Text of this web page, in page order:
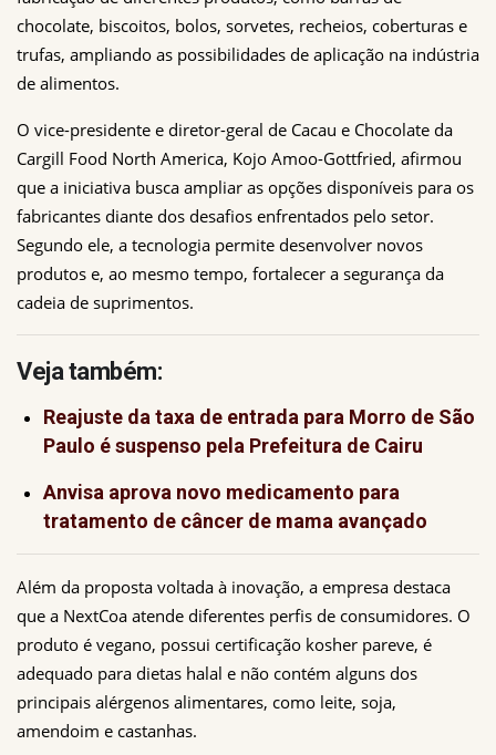
chocolate, biscoitos, bolos, sorvetes, recheios, coberturas e
trufas, ampliando as possibilidades de aplicação na indústria
de alimentos.
O vice-presidente e diretor-geral de Cacau e Chocolate da
Cargill Food North America, Kojo Amoo-Gottfried, afirmou
que a iniciativa busca ampliar as opções disponíveis para os
fabricantes diante dos desafios enfrentados pelo setor.
Segundo ele, a tecnologia permite desenvolver novos
produtos e, ao mesmo tempo, fortalecer a segurança da
cadeia de suprimentos.
Veja também:
Reajuste da taxa de entrada para Morro de São
Paulo é suspenso pela Prefeitura de Cairu
Anvisa aprova novo medicamento para
tratamento de câncer de mama avançado
Além da proposta voltada à inovação, a empresa destaca
que a NextCoa atende diferentes perfis de consumidores. O
produto é vegano, possui certificação kosher pareve, é
adequado para dietas halal e não contém alguns dos
principais alérgenos alimentares, como leite, soja,
amendoim e castanhas.